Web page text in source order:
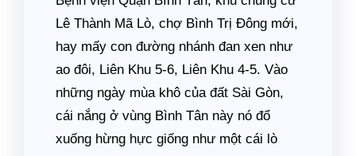
Lê Thành Mã Lò, chợ Bình Trị Đông mới,
hay mấy con đường nhánh đan xen như
ao đôi, Liên Khu 5-6, Liên Khu 4-5. Vào
những ngày mùa khô của đất Sài Gòn,
cái nắng ở vùng Bình Tân này nó đổ
xuống hừng hực giống như một cái lò